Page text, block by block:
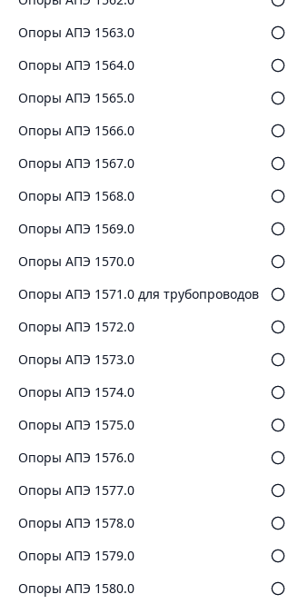
Опоры АПЭ 1563.0
Опоры АПЭ 1564.0
Опоры АПЭ 1565.0
Опоры АПЭ 1566.0
Опоры АПЭ 1567.0
Опоры АПЭ 1568.0
Опоры АПЭ 1569.0
Опоры АПЭ 1570.0
Опоры АПЭ 1571.0 для трубопроводов
Опоры АПЭ 1572.0
Опоры АПЭ 1573.0
Опоры АПЭ 1574.0
Опоры АПЭ 1575.0
Опоры АПЭ 1576.0
Опоры АПЭ 1577.0
Опоры АПЭ 1578.0
Опоры АПЭ 1579.0
Опоры АПЭ 1580.0